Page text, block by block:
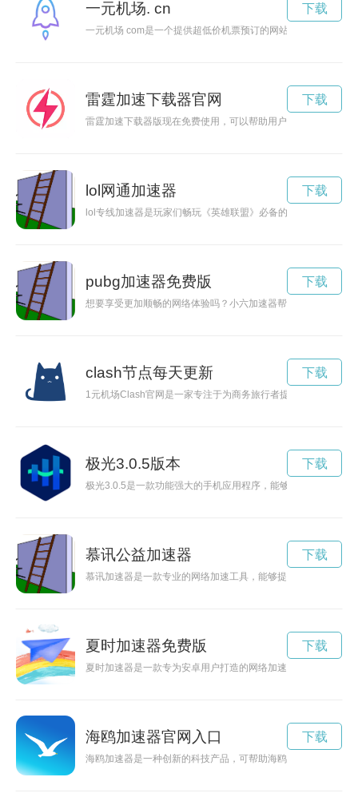
一元机场. cn
一元机场 com是一个提供超低价机票预订的网站，让您的旅行
下载
雷霆加速下载器官网
雷霆加速下载器版现在免费使用，可以帮助用户大幅度加快下
下载
lol网通加速器
lol专线加速器是玩家们畅玩《英雄联盟》必备的工具，能够有
下载
pubg加速器免费版
想要享受更加顺畅的网络体验吗？小六加速器帮您解决问题！
下载
clash节点每天更新
1元机场Clash官网是一家专注于为商务旅行者提供便捷服务的
下载
极光3.0.5版本
极光3.0.5是一款功能强大的手机应用程序，能够为用户带来更
下载
慕讯公益加速器
慕讯加速器是一款专业的网络加速工具，能够提高网络速度、
下载
夏时加速器免费版
夏时加速器是一款专为安卓用户打造的网络加速工具，通过优
下载
海鸥加速器官网入口
海鸥加速器是一种创新的科技产品，可帮助海鸥提高飞行速度
下载